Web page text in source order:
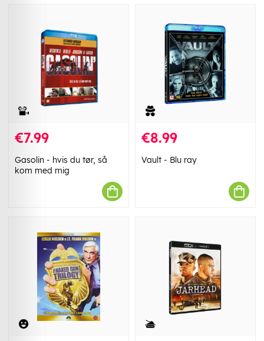
€7.99
Gasolin - hvis du tør, så
kom med mig
€8.99
Vault - Blu ray